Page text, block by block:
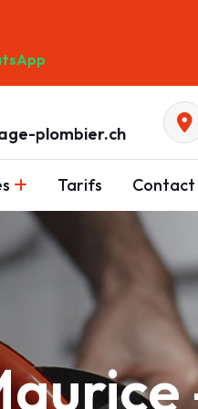
plombier.ch
Tarifs Contact